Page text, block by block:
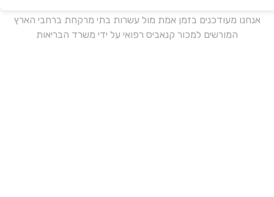
אנחנו מעודכנים בזמן אמת מול עשרות בתי מרקחת ברחבי הארץ
המורשים למכור קנאביס רפואי על ידי משרד הבריאות